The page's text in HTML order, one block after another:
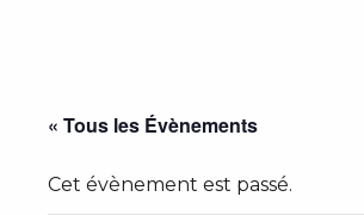
« Tous les Évènements
Cet évènement est passé.